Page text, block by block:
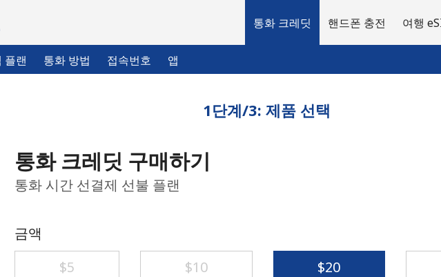
통화 크레딧
플랜 통화 방법 접속번호 앱
핸드폰 충전 여행
이미 계정이 있으신가요?
1단계/3: 제품 선택
통화 크레딧 구매하기
통화 시간 선결제 선불 플랜
금액
⁦$5⁩
⁦$10⁩ ⁦$20⁩